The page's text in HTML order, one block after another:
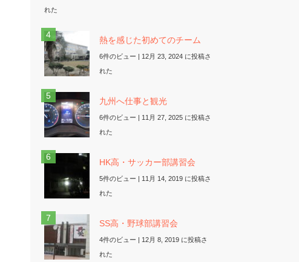
れた
熱を感じた初めてのチーム
6件のビュー | 12月 23, 2024 に投稿さ
れた
九州へ仕事と観光
6件のビュー | 11月 27, 2025 に投稿さ
れた
HK高・サッカー部講習会
5件のビュー | 11月 14, 2019 に投稿さ
れた
SS高・野球部講習会
4件のビュー | 12月 8, 2019 に投稿さ
れた